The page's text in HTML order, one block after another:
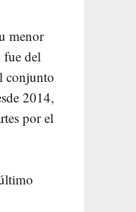
menor
fue del
conjunto
2014,
por el